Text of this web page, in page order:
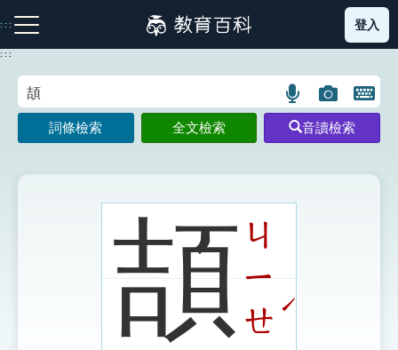
到
主
:::
注音索引圖示 筆畫索引圖示 部首索引表圖示
登入
:::
語
言
搜
示
圖
片
搜
開
鍵
圖
詞條檢索 全文檢索 音讀檢索
頡 ㄐ
ㄧ
ㄝ
ˊ